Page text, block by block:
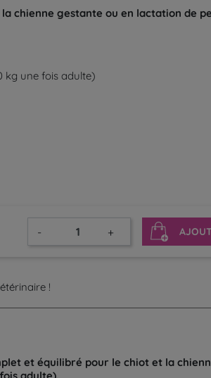
chienne gestante ou en lactation de
kg une fois adulte)
- +
!
et équilibré pour le chiot et la